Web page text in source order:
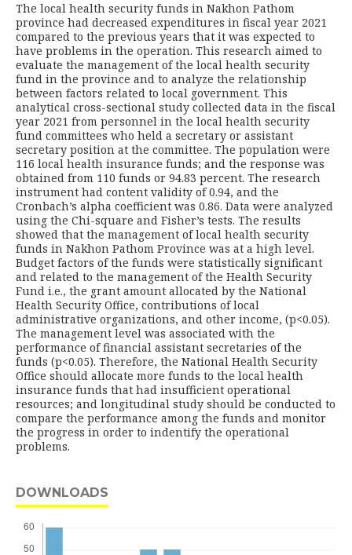
The local health security funds in Nakhon Pathom
province had decreased expenditures in fiscal year 2021
compared to the previous years that it was expected to
have problems in the operation. This research aimed to
evaluate the management of the local health security
fund in the province and to analyze the relationship
between factors related to local government. This
analytical cross-sectional study collected data in the fiscal
year 2021 from personnel in the local health security
fund committees who held a secretary or assistant
secretary position at the committee. The population were
116 local health insurance funds; and the response was
obtained from 110 funds or 94.83 percent. The research
instrument had content validity of 0.94, and the
Cronbach’s alpha coefficient was 0.86. Data were analyzed
using the Chi-square and Fisher’s tests. The results
showed that the management of local health security
funds in Nakhon Pathom Province was at a high level.
Budget factors of the funds were statistically significant
and related to the management of the Health Security
Fund i.e., the grant amount allocated by the National
Health Security Office, contributions of local
administrative organizations, and other income, (p<0.05).
The management level was associated with the
performance of financial assistant secretaries of the
funds (p<0.05). Therefore, the National Health Security
Office should allocate more funds to the local health
insurance funds that had insufficient operational
resources; and longitudinal study should be conducted to
compare the performance among the funds and monitor
the progress in order to indentify the operational
problems.
DOWNLOADS